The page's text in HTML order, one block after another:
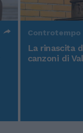
Controtempo
La rinascita
canzoni di